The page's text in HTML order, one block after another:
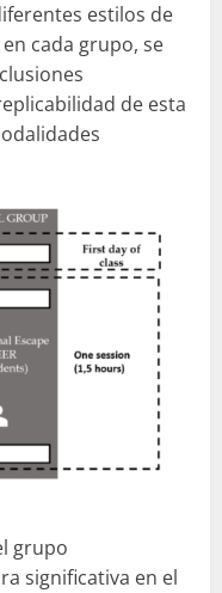
estilos de
cada grupo, se
de esta
grupo
significativa en el